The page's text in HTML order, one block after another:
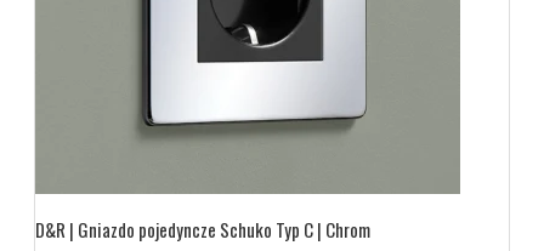
D&R | Gniazdo pojedyncze Schuko Typ C | Chrom